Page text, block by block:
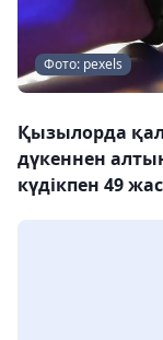
Фото: pexels
Қызылорда
дүкеннен
күдікпен 49